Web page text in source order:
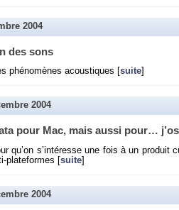
2004
des sons
phé­no­mènes acous­tiques [ suite
2004
pour Mac, mais aussi pour…
qu’on s’in­té­resse une fois à un
pla­te­formes [suite]
2004